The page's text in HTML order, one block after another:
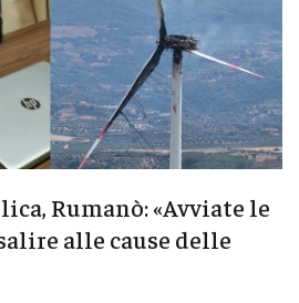
Rumanò: «Avviate le
alle cause delle